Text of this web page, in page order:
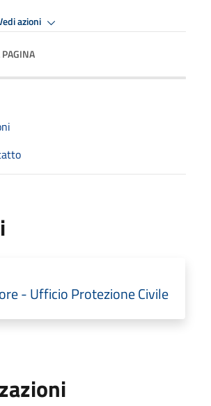
azioni
- Ufficio Protezione Civile